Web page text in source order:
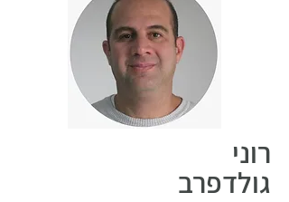
רוני
גולדפרב